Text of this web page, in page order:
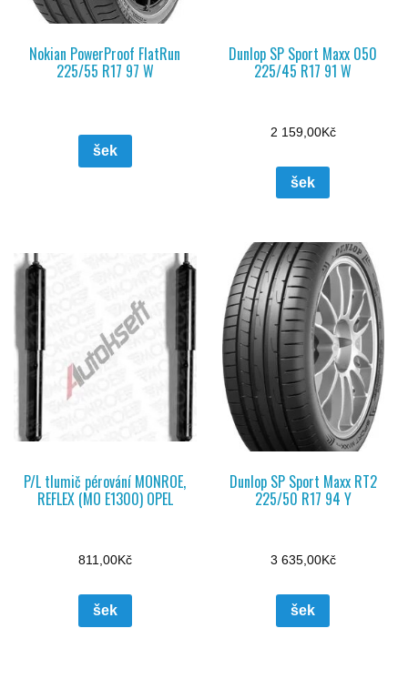
Nokian PowerProof FlatRun
225/55 R17 97 W
šek
Dunlop SP Sport Maxx 050
225/45 R17 91 W
2 159,00Kč
šek
P/L tlumič pérování MONROE,
REFLEX (MO E1300) OPEL
811,00Kč
šek
Dunlop SP Sport Maxx RT2
225/50 R17 94 Y
3 635,00Kč
šek